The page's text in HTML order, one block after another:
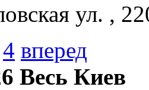
ул. ,
4 вперед
Весь Киев